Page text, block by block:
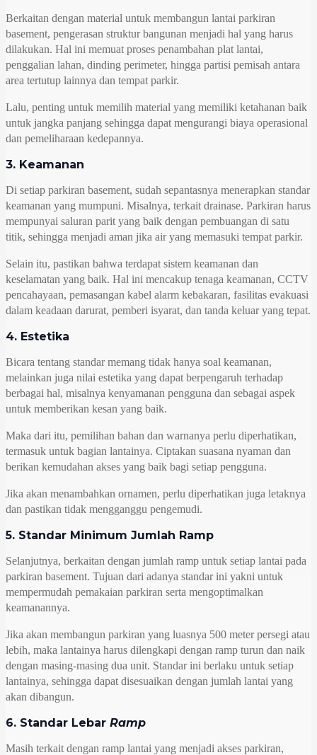
Berkaitan dengan material untuk membangun lantai parkiran
basement, pengerasan struktur bangunan menjadi hal yang harus
dilakukan. Hal ini memuat proses penambahan plat lantai,
penggalian lahan, dinding perimeter, hingga partisi pemisah antara
area tertutup lainnya dan tempat parkir.
Lalu, penting untuk memilih material yang memiliki ketahanan baik
untuk jangka panjang sehingga dapat mengurangi biaya operasional
dan pemeliharaan kedepannya.
3. Keamanan
Di setiap parkiran basement, sudah sepantasnya menerapkan standar
keamanan yang mumpuni. Misalnya, terkait drainase. Parkiran harus
mempunyai saluran parit yang baik dengan pembuangan di satu
titik, sehingga menjadi aman jika air yang memasuki tempat parkir.
Selain itu, pastikan bahwa terdapat sistem keamanan dan
keselamatan yang baik. Hal ini mencakup tenaga keamanan, CCTV
pencahayaan, pemasangan kabel alarm kebakaran, fasilitas evakuasi
dalam keadaan darurat, pemberi isyarat, dan tanda keluar yang tepat.
4. Estetika
Bicara tentang standar memang tidak hanya soal keamanan,
melainkan juga nilai estetika yang dapat berpengaruh terhadap
berbagai hal, misalnya kenyamanan pengguna dan sebagai aspek
untuk memberikan kesan yang baik.
Maka dari itu, pemilihan bahan dan warnanya perlu diperhatikan,
termasuk untuk bagian lantainya. Ciptakan suasana nyaman dan
berikan kemudahan akses yang baik bagi setiap pengguna.
Jika akan menambahkan ornamen, perlu diperhatikan juga letaknya
dan pastikan tidak mengganggu pengemudi.
5. Standar Minimum Jumlah Ramp
Selanjutnya, berkaitan dengan jumlah ramp untuk setiap lantai pada
parkiran basement. Tujuan dari adanya standar ini yakni untuk
mempermudah pemakaian parkiran serta mengoptimalkan
keamanannya.
Jika akan membangun parkiran yang luasnya 500 meter persegi atau
lebih, maka lantainya harus dilengkapi dengan ramp turun dan naik
dengan masing-masing dua unit. Standar ini berlaku untuk setiap
lantainya, sehingga dapat disesuaikan dengan jumlah lantai yang
akan dibangun.
6. Standar Lebar Ramp
Masih terkait dengan ramp lantai yang menjadi akses parkiran,